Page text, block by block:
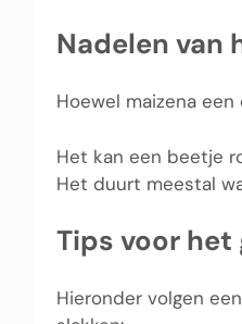
Nadelen van
Hoewel maizena
Het kan een beetje
Het duurt meestal
Tips voor het
Hieronder volgen